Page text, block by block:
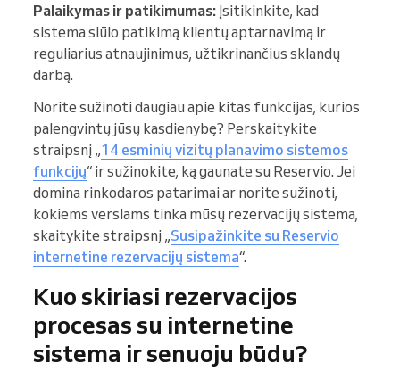
Palaikymas ir patikimumas: Įsitikinkite, kad
sistema siūlo patikimą klientų aptarnavimą ir
reguliarius atnaujinimus, užtikrinančius sklandų
darbą.
Norite sužinoti daugiau apie kitas funkcijas, kurios
palengvintų jūsų kasdienybę? Perskaitykite
straipsnį „14 esminių vizitų planavimo sistemos
funkcijų“ ir sužinokite, ką gaunate su Reservio. Jei
domina rinkodaros patarimai ar norite sužinoti,
kokiems verslams tinka mūsų rezervacijų sistema,
skaitykite straipsnį „Susipažinkite su Reservio
internetine rezervacijų sistema“.
Kuo skiriasi rezervacijos
procesas su internetine
sistema ir senuoju būdu?